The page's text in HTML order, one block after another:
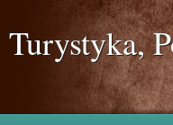
Turystyka,